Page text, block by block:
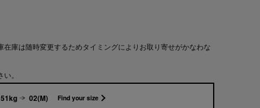
庫は随時変更するためタイミングによりお取り寄せがかなわな
。
02(M) Find your size